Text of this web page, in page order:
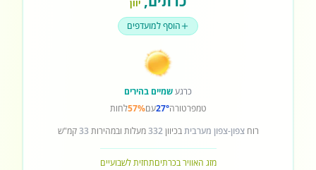
יוון
הוסף למועדפים
כרגעשמיים בהירים
טמפרטורה27°עם57%לחות
רוחצפון-צפון מערביתבכיוון332מעלות ובמהירות 33קמ"ש
מזג האוויר בכרתיםתחזית לשבועיים